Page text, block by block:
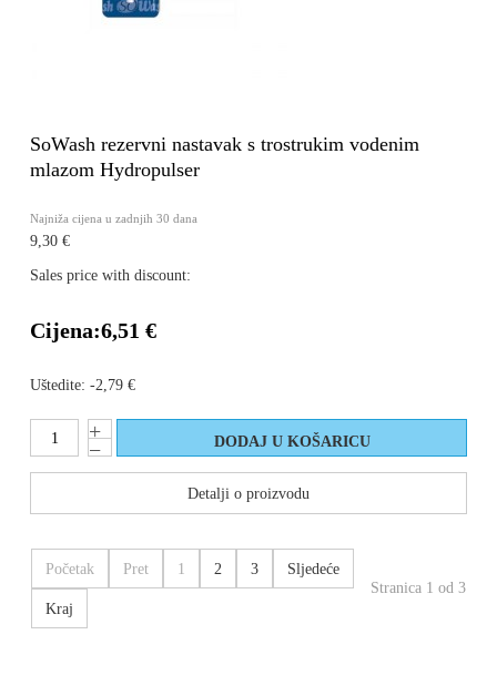
SoWash rezervni nastavak s trostrukim vodenim
mlazom Hydropulser
Najniža cijena u zadnjih 30 dana
9,30 €
Sales price with discount:
Cijena:6,51 €
Uštedite: -2,79 €
Detalji o proizvodu
Početak Pret 1 2 3 Sljedeće
Kraj
Stranica 1 od 3